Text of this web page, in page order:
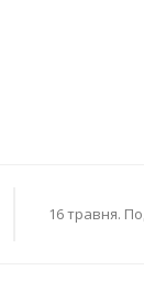
16 травня.